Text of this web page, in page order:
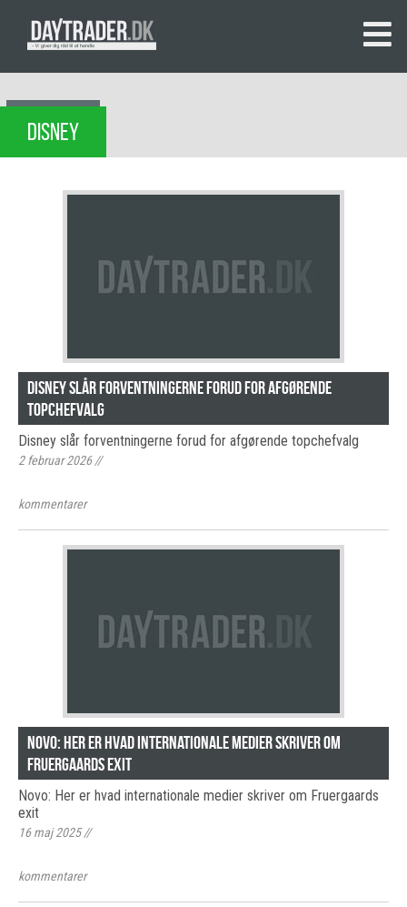
DISNEY
Disney slår forventningerne forud for afgørende
topchefvalg
Disney slår forventningerne forud for afgørende topchefvalg
2 februar 2026//
kommentarer
Novo: Her er hvad internationale medier skriver om
Fruergaards exit
Novo: Her er hvad internationale medier skriver om Fruergaards
exit
16 maj 2025//
kommentarer